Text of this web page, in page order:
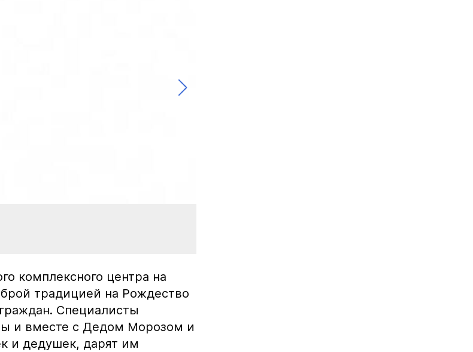
комплексного центра на
традицией на Рождество
Специалисты
и вместе с Дедом Морозом и
и дедушек, дарят им